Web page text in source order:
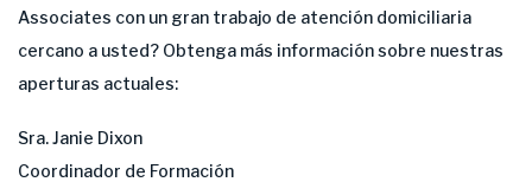
Associates con un gran trabajo de atención domiciliaria
cercano a usted? Obtenga más información sobre nuestras
aperturas actuales:
Sra. Janie Dixon
Coordinador de Formación